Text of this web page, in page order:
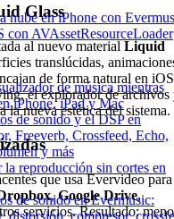
nube en iPhone con
con AVAssetResourceLoader
de música mientras
iPhone, iPad y Mac
de sonido y el DSP en
Freeverb, Crossfeed, Echo,
y más
reproducción sin cortes en
de sonido en Evermusic:
distorsión, compresor,
Glass
al nuevo material Liquid
translúcidas,
de forma natural en iOS
el explorador de archivos
la nueva estética del sistema.
que usa Evervideo para
,Google Drive,
servicios. Resultado: